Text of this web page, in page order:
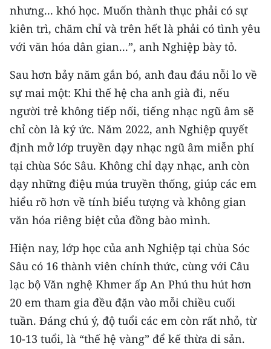
Media Y tế
Media Khoa học - Công nghệ
Media Môi trường
Ảnh
Infographic
TIN MỚI
TIN ĐỊA PHƯƠNG
Trung du và miền núi phía Bắc
Đồng bằng sông Hồng
Bắc Trung Bộ
Duyên hải Nam Trung Bộ và Tây
Nguyên
Đông Nam Bộ
nhưng... khó học. Muốn thành thục phải có sự
kiên trì, chăm chỉ và trên hết là phải có tình yêu
với văn hóa dân gian...”, anh Nghiệp bày tỏ.
Sau hơn bảy năm gắn bó, anh đau đáu nỗi lo về
sự mai một: Khi thế hệ cha anh già đi, nếu
người trẻ không tiếp nối, tiếng nhạc ngũ âm sẽ
chỉ còn là ký ức. Năm 2022, anh Nghiệp quyết
định mở lớp truyền dạy nhạc ngũ âm miễn phí
tại chùa Sóc Sâu. Không chỉ dạy nhạc, anh còn
dạy những điệu múa truyền thống, giúp các em
hiểu rõ hơn về tính biểu tượng và không gian
văn hóa riêng biệt của đồng bào mình.
Hiện nay, lớp học của anh Nghiệp tại chùa Sóc
Sâu có 16 thành viên chính thức, cùng với Câu
lạc bộ Văn nghệ Khmer ấp An Phú thu hút hơn
20 em tham gia đều đặn vào mỗi chiều cuối
tuần. Đáng chú ý, độ tuổi các em còn rất nhỏ, từ
10-13 tuổi, là “thế hệ vàng” để kế thừa di sản.